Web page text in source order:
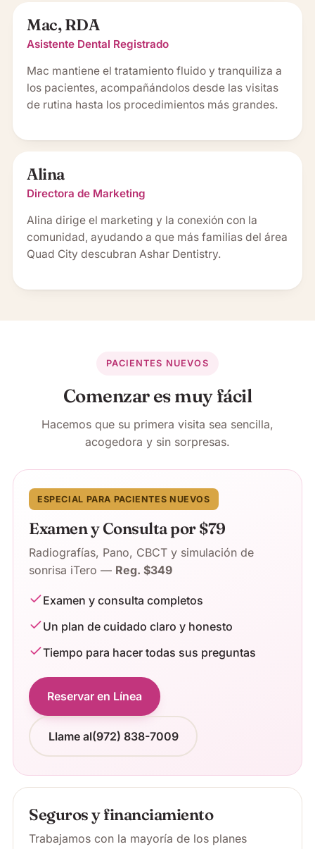
Mac, RDA
Asistente Dental Registrado
Mac mantiene el tratamiento fluido y tranquiliza a
los pacientes, acompañándolos desde las visitas
de rutina hasta los procedimientos más grandes.
Alina
Directora de Marketing
Alina dirige el marketing y la conexión con la
comunidad, ayudando a que más familias del área
Quad City descubran Ashar Dentistry.
PACIENTES NUEVOS
Comenzar es muy fácil
Hacemos que su primera visita sea sencilla,
acogedora y sin sorpresas.
ESPECIAL PARA PACIENTES NUEVOS
Examen y Consulta por $79
Radiografías, Pano, CBCT y simulación de
sonrisa iTero — Reg. $349
Examen y consulta completos
Un plan de cuidado claro y honesto
Tiempo para hacer todas sus preguntas
Reservar en Línea
Llame al(972) 838-7009
Seguros y financiamiento
Trabajamos con la mayoría de los planes